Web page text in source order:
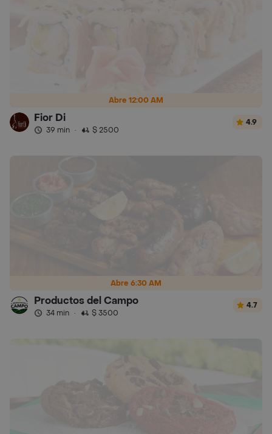
Abre 12:00 AM
Fior Di
39 min · $ 2500
4.9
Abre 6:30 AM
Productos del Campo
34 min · $ 3500
4.7